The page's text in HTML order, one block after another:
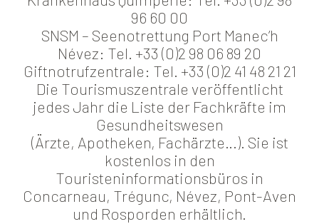
96 60 00
SNSM – Seenotrettung Port Manec’h
Névez: Tel. +33 (0)2 98 06 89 20
Giftnotrufzentrale: Tel. +33 (0)2 41 48 21 21
Die Tourismuszentrale veröffentlicht
jedes Jahr die Liste der Fachkräfte im
Gesundheitswesen
(Ärzte, Apotheken, Fachärzte…). Sie ist
kostenlos in den
Touristeninformationsbüros in
Concarneau, Trégunc, Névez, Pont-Aven
und Rosporden erhältlich.